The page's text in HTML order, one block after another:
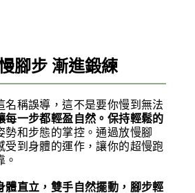
腳步 漸進鍛練
名稱誤導，這不是要你慢到無法
每一步都輕盈自然。保持輕鬆的
勢和步態的掌控。通過放慢腳
受到身體的運作，讓你的超慢跑
。
體直立，雙手自然擺動，腳步輕